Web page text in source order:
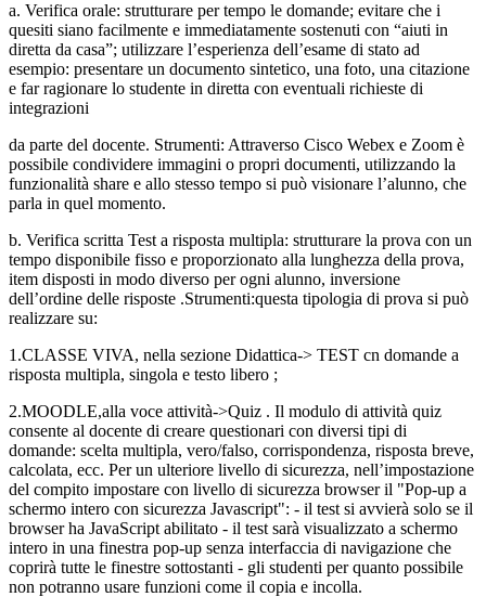
a. Verifica orale: strutturare per tempo le domande; evitare che i
quesiti siano facilmente e immediatamente sostenuti con “aiuti in
diretta da casa”; utilizzare l’esperienza dell’esame di stato ad
esempio: presentare un documento sintetico, una foto, una citazione
e far ragionare lo studente in diretta con eventuali richieste di
integrazioni
da parte del docente. Strumenti: Attraverso Cisco Webex e Zoom è
possibile condividere immagini o propri documenti, utilizzando la
funzionalità share e allo stesso tempo si può visionare l’alunno, che
parla in quel momento.
b. Verifica scritta Test a risposta multipla: strutturare la prova con un
tempo disponibile fisso e proporzionato alla lunghezza della prova,
item disposti in modo diverso per ogni alunno, inversione
dell’ordine delle risposte .Strumenti:questa tipologia di prova si può
realizzare su:
1.CLASSE VIVA, nella sezione Didattica-> TEST cn domande a
risposta multipla, singola e testo libero ;
2.MOODLE,alla voce attività->Quiz . Il modulo di attività quiz
consente al docente di creare questionari con diversi tipi di
domande: scelta multipla, vero/falso, corrispondenza, risposta breve,
calcolata, ecc. Per un ulteriore livello di sicurezza, nell’impostazione
del compito impostare con livello di sicurezza browser il "Pop-up a
schermo intero con sicurezza Javascript": - il test si avvierà solo se il
browser ha JavaScript abilitato - il test sarà visualizzato a schermo
intero in una finestra pop-up senza interfaccia di navigazione che
coprirà tutte le finestre sottostanti - gli studenti per quanto possibile
non potranno usare funzioni come il copia e incolla.